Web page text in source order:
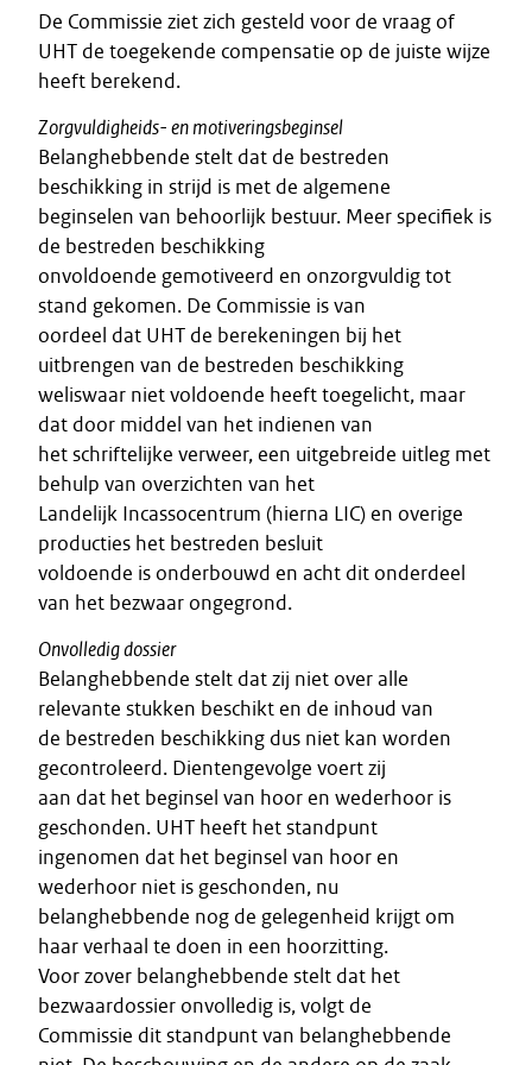
De Commissie ziet zich gesteld voor de vraag of
UHT de toegekende compensatie op de juiste wijze
heeft berekend.
Zorgvuldigheids- en motiveringsbeginsel
Belanghebbende stelt dat de bestreden
beschikking in strijd is met de algemene
beginselen van behoorlijk bestuur. Meer specifiek is
de bestreden beschikking
onvoldoende gemotiveerd en onzorgvuldig tot
stand gekomen. De Commissie is van
oordeel dat UHT de berekeningen bij het
uitbrengen van de bestreden beschikking
weliswaar niet voldoende heeft toegelicht, maar
dat door middel van het indienen van
het schriftelijke verweer, een uitgebreide uitleg met
behulp van overzichten van het
Landelijk Incassocentrum (hierna LIC) en overige
producties het bestreden besluit
voldoende is onderbouwd en acht dit onderdeel
van het bezwaar ongegrond.
Onvolledig dossier
Belanghebbende stelt dat zij niet over alle
relevante stukken beschikt en de inhoud van
de bestreden beschikking dus niet kan worden
gecontroleerd. Dientengevolge voert zij
aan dat het beginsel van hoor en wederhoor is
geschonden. UHT heeft het standpunt
ingenomen dat het beginsel van hoor en
wederhoor niet is geschonden, nu
belanghebbende nog de gelegenheid krijgt om
haar verhaal te doen in een hoorzitting.
Voor zover belanghebbende stelt dat het
bezwaardossier onvolledig is, volgt de
Commissie dit standpunt van belanghebbende